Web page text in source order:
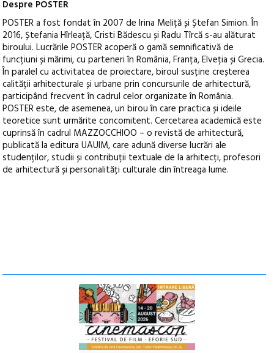
Despre POSTER
POSTER a fost fondat în 2007 de Irina Meliță și Ștefan Simion. În
2016, Ștefania Hîrleață, Cristi Bădescu și Radu Tîrcă s-au alăturat
biroului. Lucrările POSTER acoperă o gamă semnificativă de
funcțiuni și mărimi, cu parteneri în România, Franța, Elveția și Grecia.
În paralel cu activitatea de proiectare, biroul susține creșterea
calității arhitecturale și urbane prin concursurile de arhitectură,
participând frecvent în cadrul celor organizate în România.
POSTER este, de asemenea, un birou în care practica și ideile
teoretice sunt urmărite concomitent. Cercetarea academică este
cuprinsă în cadrul MAZZOCCHIOO – o revistă de arhitectură,
publicată la editura UAUIM, care adună diverse lucrări ale
studenților, studii și contribuții textuale de la arhitecți, profesori
de arhitectură și personalități culturale din întreaga lume.